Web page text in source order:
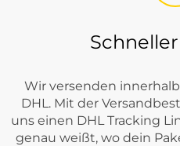
Wir versenden
DHL. Mit der
uns einen DHL Tracking
genau weißt, wo dein